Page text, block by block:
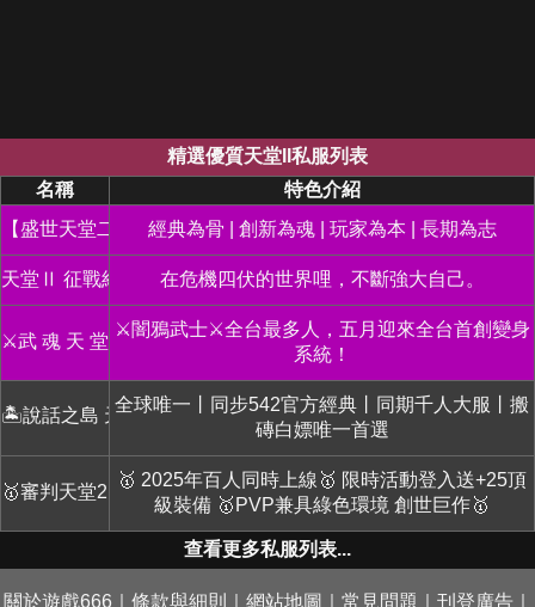
精選優質天堂II私服列表
名稱
特色介紹
【盛世天堂二】
經典為骨 | 創新為魂 | 玩家為本 | 長期為志
天堂Ⅱ 征戰紀元 在危機四伏的世界哩，不斷強大自己。
⚔️武 魂 天 堂 2⚔️
⚔️闇鴉武士⚔️全台最多人，五月迎來全台首創變身
系統！
🏝️說話之島 天堂II🏝️
全球唯一丨同步542官方經典丨同期千人大服丨搬
磚白嫖唯一首選
🥇審判天堂2🥇
🥇 2025年百人同時上線🥇 限時活動登入送+25頂
級裝備 🥇PVP兼具綠色環境 創世巨作🥇
查看更多私服列表...
關於遊戲666 條款與細則 網站地圖 常見問題 刊登廣告｜